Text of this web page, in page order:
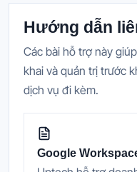
Hướng dẫn
Các bài hỗ trợ này
khai và quản trị trước
dịch vụ đi kèm.
Google